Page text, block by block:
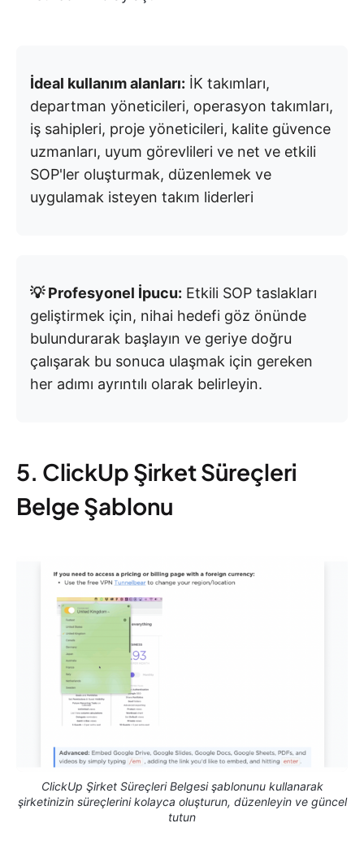
İdeal kullanım alanları: İK takımları,
departman yöneticileri, operasyon takımları,
iş sahipleri, proje yöneticileri, kalite güvence
uzmanları, uyum görevlileri ve net ve etkili
SOP'ler oluşturmak, düzenlemek ve
uygulamak isteyen takım liderleri
💡 Profesyonel İpucu: Etkili SOP taslakları
geliştirmek için, nihai hedefi göz önünde
bulundurarak başlayın ve geriye doğru
çalışarak bu sonuca ulaşmak için gereken
her adımı ayrıntılı olarak belirleyin.
5. ClickUp Şirket Süreçleri
Belge Şablonu
ClickUp Şirket Süreçleri Belgesi şablonunu kullanarak
şirketinizin süreçlerini kolayca oluşturun, düzenleyin ve güncel
tutun